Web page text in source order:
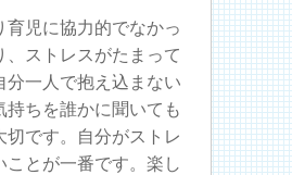
育児に協力的でなかっ
、ストレスがたまって
分一人で抱え込まない
持ちを誰かに聞いても
切です。自分がストレ
ことが一番です。楽し